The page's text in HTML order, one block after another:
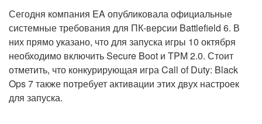
Сегодня компания EA опубликовала официальные
системные требования для ПК-версии Battlefield 6. В
них прямо указано, что для запуска игры 10 октября
необходимо включить Secure Boot и TPM 2.0. Стоит
отметить, что конкурирующая игра Call of Duty: Black
Ops 7 также потребует активации этих двух настроек
для запуска.